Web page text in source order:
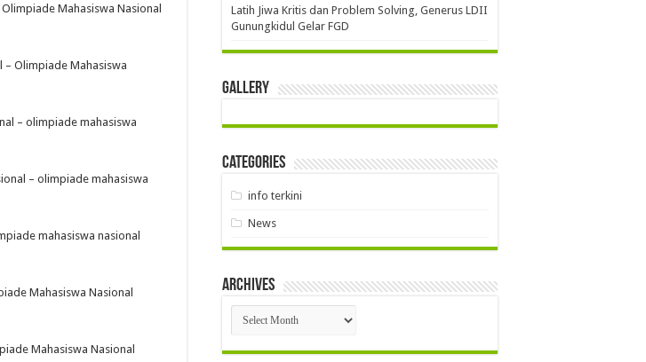
Mahasiswa Nasional
– Olimpiade Mahasiswa
– olimpiade mahasiswa
– olimpiade mahasiswa
mahasiswa nasional
Mahasiswa Nasional
Mahasiswa Nasional
Latih Jiwa Kritis dan Problem Solving, Generus LDII
Gunungkidul Gelar FGD
Gallery
Categories
info terkini
News
Archives
Archives